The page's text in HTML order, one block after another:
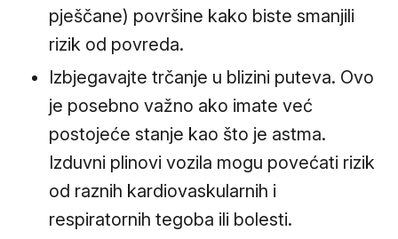
pješčane) površine kako biste smanjili
rizik od povreda.
Izbjegavajte trčanje u blizini puteva. Ovo
je posebno važno ako imate već
postojeće stanje kao što je astma.
Izduvni plinovi vozila mogu povećati rizik
od raznih kardiovaskularnih i
respiratornih tegoba ili bolesti.